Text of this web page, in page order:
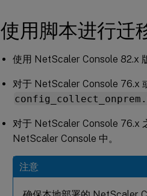
使用脚本进行迁
使用 NetScaler Console 82.x
对于 NetScaler Console 76.x
对于 NetScaler Console 76.x
NetScaler Console 中。
注意